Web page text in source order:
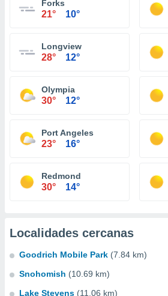
Forks
21° 10°
Longview
28° 12°
Olympia
30° 12°
Port Angeles
23° 16°
Redmond
30° 14°
Localidades cercanas
Goodrich Mobile Park (7.84 km)
Snohomish (10.69 km)
Lake Stevens (11.06 km)